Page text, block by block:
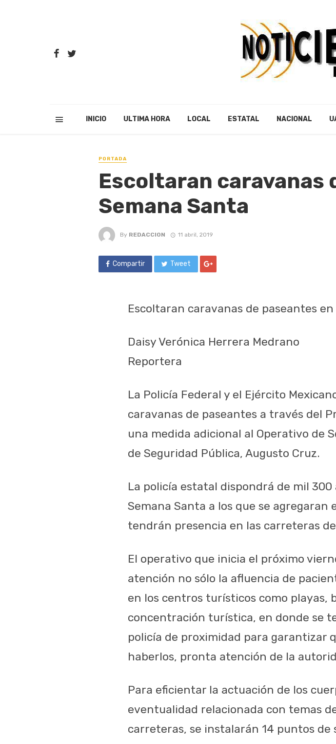
INICIO ULTIMA HORA LOCAL ESTATAL NACIONAL
PORTADA
Escoltaran caravanas
Semana Santa
By REDACCION 11 abril, 2019
Compartir Tweet
Escoltaran caravanas de paseantes
Daisy Verónica Herrera Medrano
Reportera
La Policía Federal y el Ejército
caravanas de paseantes a través del
una medida adicional al Operativo de
de Seguridad Pública, Augusto Cruz.
La policía estatal dispondrá de mil
Semana Santa a los que se agregaran
tendrán presencia en las carreteras
El operativo que inicia el próximo
atención no sólo la afluencia de
en los centros turísticos como playas,
concentración turística, en donde se
policía de proximidad para garantizar
haberlos, pronta atención de la
Para eficientar la actuación de los
eventualidad relacionada con temas
carreteras, se instalarán 14 puntos de